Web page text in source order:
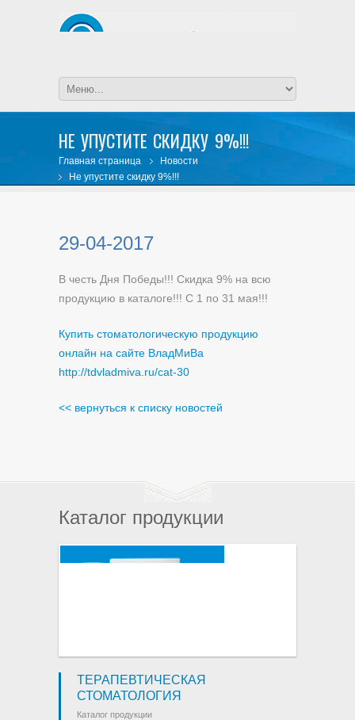
НЕ УПУСТИТЕ СКИДКУ 9%!!!
Главная страница
Новости
Не упустите скидку 9%!!!
29-04-2017
В честь Дня Победы!!! Скидка 9% на всю
продукцию в каталоге!!! С 1 по 31 мая!!!
Купить стоматологическую продукцию
онлайн на сайте ВладМиВа
http://tdvladmiva.ru/cat-30
<< вернуться к списку новостей
Каталог продукции
ТЕРАПЕВТИЧЕСКАЯ
СТОМАТОЛОГИЯ
Каталог продукции